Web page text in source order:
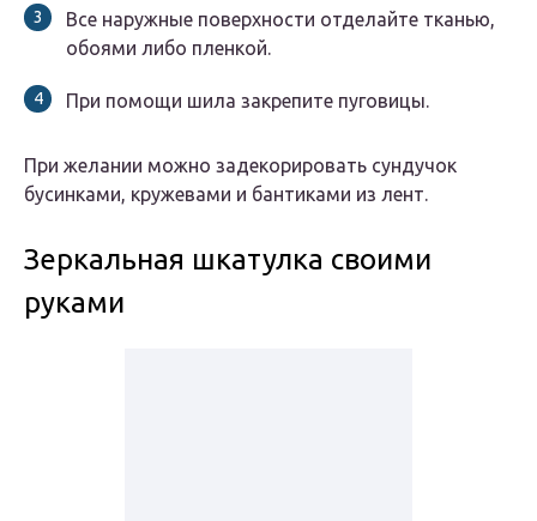
Все наружные поверхности отделайте тканью,
обоями либо пленкой.
При помощи шила закрепите пуговицы.
При желании можно задекорировать сундучок
бусинками, кружевами и бантиками из лент.
Зеркальная шкатулка своими
руками